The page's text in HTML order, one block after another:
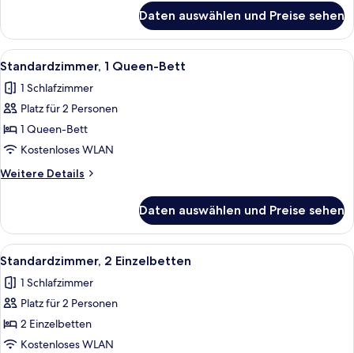
1 Doppelbett
und
Schlafsofa
Daten auswählen und Preise sehen
Alle
Fotos
für
Standardzimmer,
1
Queen-
Bett
anzeigen
Ein Hotelzimmer mit einem großen
8
Standardzimmer, 1 Queen-Bett
1 Schlafzimmer
Platz für 2 Personen
1 Queen-Bett
Kostenloses WLAN
Weitere Details
Weitere
1
Queen-
Bett
Daten auswählen und Preise sehen
Alle
Fotos
für
Standardzimmer,
2 Einzelbetten
anzeigen
Ein Hotelzimmer mit zwei Betten,
6
Standardzimmer, 2 Einzelbetten
1 Schlafzimmer
Platz für 2 Personen
2 Einzelbetten
Kostenloses WLAN